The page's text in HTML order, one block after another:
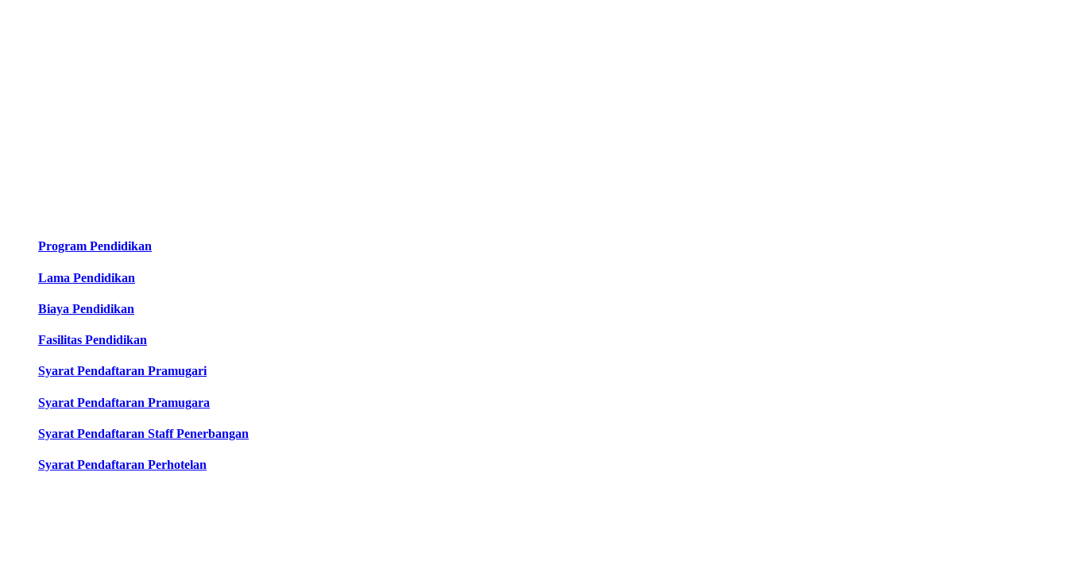
Program Pendidikan
Lama Pendidikan
Biaya Pendidikan
Fasilitas Pendidikan
Syarat Pendaftaran Pramugari
Syarat Pendaftaran Pramugara
Syarat Pendaftaran Staff Penerbangan
Syarat Pendaftaran Perhotelan